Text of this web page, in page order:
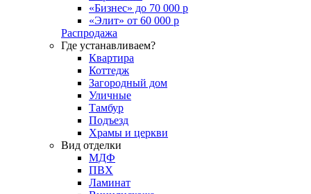
«Бизнес» до 70 000 р
«Элит» от 60 000 р
Распродажа
Где устанавливаем?
Квартира
Коттедж
Загородный дом
Уличные
Тамбур
Подъезд
Храмы и церкви
Вид отделки
МДФ
ПВХ
Ламинат